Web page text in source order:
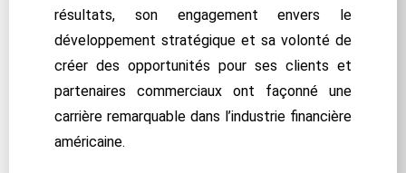
résultats, son engagement envers le
développement stratégique et sa volonté de
créer des opportunités pour ses clients et
partenaires commerciaux ont façonné une
carrière remarquable dans l’industrie financière
américaine.